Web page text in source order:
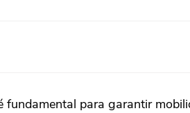
para garantir